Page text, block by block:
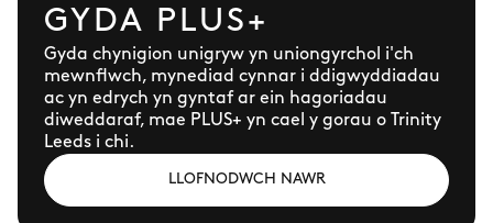
GYDA PLUS+
Gyda chynigion unigryw yn uniongyrchol i'ch
mewnflwch, mynediad cynnar i ddigwyddiadau
ac yn edrych yn gyntaf ar ein hagoriadau
diweddaraf, mae PLUS+ yn cael y gorau o Trinity
Leeds i chi.
LLOFNODWCH NAWR